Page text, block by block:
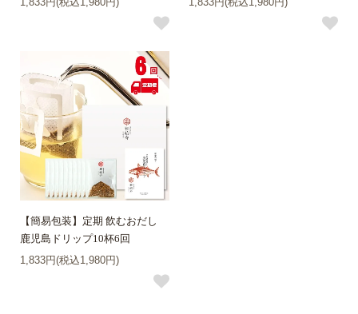
【簡易包装】定期 飲むおだし
鹿児島ドリップ10杯6回
1,833円(税込1,980円)